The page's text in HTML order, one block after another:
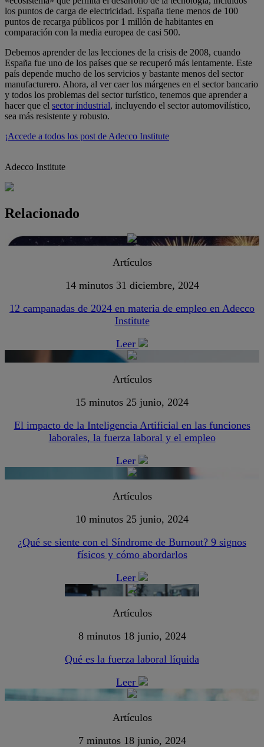
los puntos de carga de electricidad. España tiene menos de 100
puntos de recarga públicos por 1 millón de habitantes en
comparación con la media europea de casi 500.
Debemos aprender de las lecciones de la crisis de 2008, cuando
España fue uno de los países que se recuperó más lentamente. Este
país depende mucho de los servicios y bastante menos del sector
manufacturero. Ahora, al ver caer los márgenes en el sector bancario
y todos los problemas del sector turístico, tenemos que aprender a
hacer que el sector industrial, incluyendo el sector automovilístico,
sea más resistente y robusto.
¡Accede a todos los post de Adecco Institute
Adecco Institute
Relacionado
Artículos
14 minutos 31 diciembre, 2024
12 campanadas de 2024 en materia de empleo en Adecco
Institute
Leer
Artículos
15 minutos 25 junio, 2024
El impacto de la Inteligencia Artificial en las funciones
laborales, la fuerza laboral y el empleo
Leer
Artículos
10 minutos 25 junio, 2024
¿Qué se siente con el Síndrome de Burnout? 9 signos
físicos y cómo abordarlos
Leer
Artículos
8 minutos 18 junio, 2024
Qué es la fuerza laboral líquida
Leer
Artículos
7 minutos 18 junio, 2024